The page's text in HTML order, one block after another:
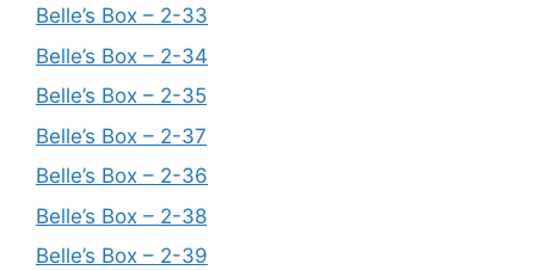
Belle’s Box – 2-33
Belle’s Box – 2-34
Belle’s Box – 2-35
Belle’s Box – 2-37
Belle’s Box – 2-36
Belle’s Box – 2-38
Belle’s Box – 2-39